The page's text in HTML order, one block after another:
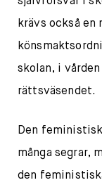
krävs också en
skolan, i
rättsväsendet.
Den
många segrar,
den